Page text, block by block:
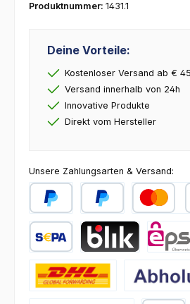
Produktnummer: 1431.1
Deine Vorteile:
Kostenloser Versand ab €
Versand innerhalb von 24h
Innovative Produkte
Direkt vom Hersteller
Unsere Zahlungsarten & Versand:
PayPal Später BezahlenKredit- oder
Abholung